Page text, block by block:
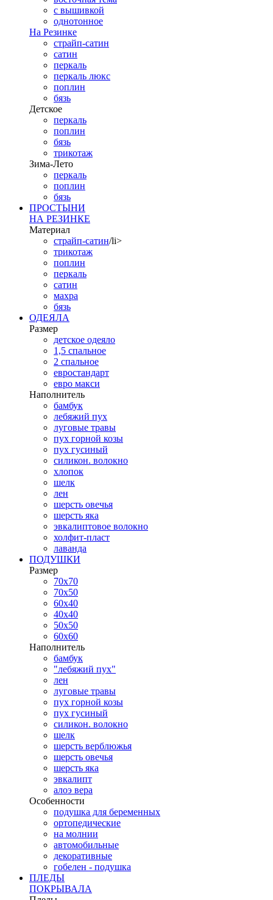
с вышивкой
однотонное
На Резинке
страйп-сатин
сатин
перкаль
перкаль люкс
поплин
бязь
Детское
перкаль
поплин
бязь
трикотаж
Зима-Лето
перкаль
поплин
бязь
ПРОСТЫНИ
НА РЕЗИНКЕ
Материал
страйп-сатин/li>
трикотаж
поплин
перкаль
сатин
махра
бязь
ОДЕЯЛА
Размер
детское одеяло
1,5 спальное
2 спальное
евростандарт
евро макси
Наполнитель
бамбук
лебяжий пух
луговые травы
пух горной козы
пух гусиный
силикон. волокно
хлопок
шелк
лен
шерсть овечья
шерсть яка
эвкалиптовое волокно
холфит-пласт
лаванда
ПОДУШКИ
Размер
70х70
70х50
60х40
40х40
50х50
60х60
Наполнитель
бамбук
"лебяжий пух"
лен
луговые травы
пух горной козы
пух гусиный
силикон. волокно
шелк
шерсть верблюжья
шерсть овечья
шерсть яка
эвкалипт
алоэ вера
Особенности
подушка для беременных
ортопедические
на молнии
автомобильные
декоративные
гобелен - подушка
ПЛЕДЫ
ПОКРЫВАЛА